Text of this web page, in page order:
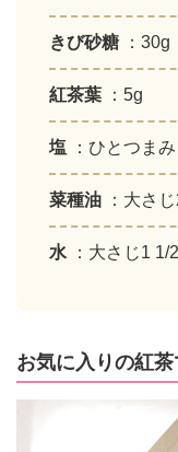
きび砂糖 ：30g
紅茶葉 ：5g
塩 ：ひとつまみ
菜種油 ：大さ
水 ：大さじ1 1/2
お気に入りの紅茶